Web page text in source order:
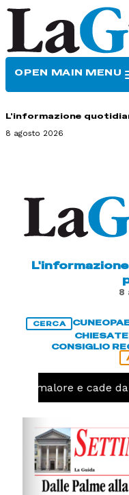
OPEN MAIN MENU
L'informazione
8 agosto 2026
8
CERCA CUNEO
CHIESA
CONSIGLIO
un malore e cade